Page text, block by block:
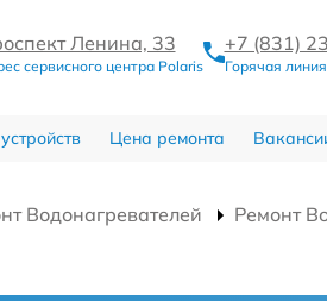
Ленина, 33
сервисного центра Polaris
+7 (831)
Горячая линия
Цена ремонта
Водонагревателей
Ремонт